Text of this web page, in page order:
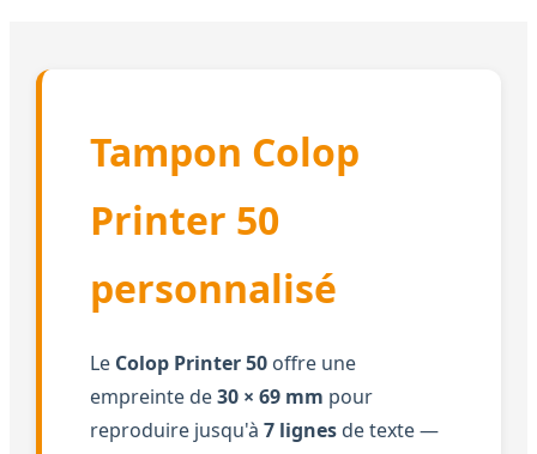
Tampon Colop
Printer 50
personnalisé
Le Colop Printer 50offre une
empreinte de30 × 69 mm pour
reproduire jusqu'à 7 lignesde texte —